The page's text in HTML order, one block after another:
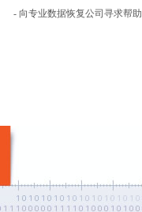
- 向专业数据恢复公司寻求帮助